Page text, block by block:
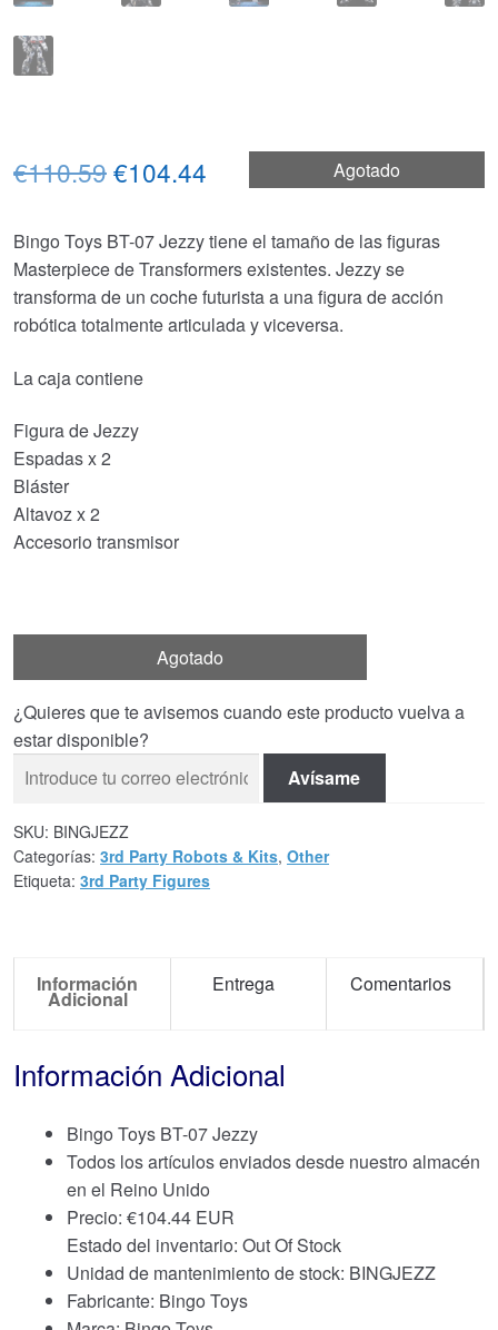
Agotado
€110.59El
original
era:
€110.59.
€104.44
actual
es:
€104.44.
Bingo Toys BT-07 Jezzy tiene el tamaño de las figuras
Masterpiece de Transformers existentes. Jezzy se
transforma de un coche futurista a una figura de acción
robótica totalmente articulada y viceversa.
La caja contiene
Figura de Jezzy
Espadas x 2
Bláster
Altavoz x 2
Accesorio transmisor
Agotado
¿Quieres que te avisemos cuando este producto vuelva a
estar disponible?
Avísame
SKU: BINGJEZZ
Categorías: 3rd Party Robots & Kits, Other
Etiqueta: 3rd Party Figures
Información
Adicional
Entrega Comentarios
Información Adicional
Bingo Toys BT-07 Jezzy
Todos los artículos enviados desde nuestro almacén
en el Reino Unido
Precio: €104.44 EUR
Estado del inventario: Out Of Stock
Unidad de mantenimiento de stock: BINGJEZZ
Fabricante: Bingo Toys